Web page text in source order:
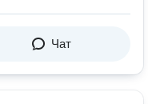
Чат